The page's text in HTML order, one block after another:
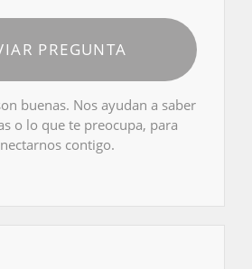
PREGUNTA
buenas. Nos ayudan a saber
o lo que te preocupa, para
contigo.